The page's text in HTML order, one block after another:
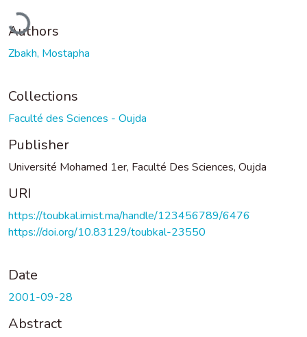
Loading...
Authors
Zbakh, Mostapha
Collections
Faculté des Sciences - Oujda
Publisher
Université Mohamed 1er, Faculté Des Sciences, Oujda
URI
https://toubkal.imist.ma/handle/123456789/6476
https://doi.org/10.83129/toubkal-23550
Date
2001-09-28
Abstract